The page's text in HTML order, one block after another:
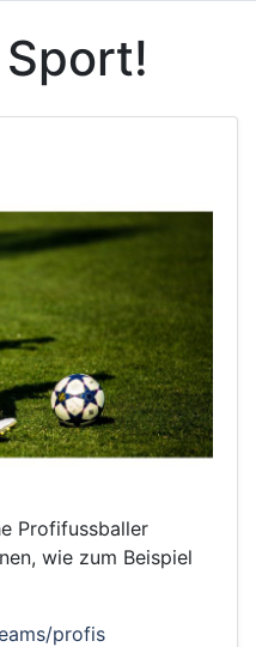
Profifussballer
wie zum Beispiel
profis